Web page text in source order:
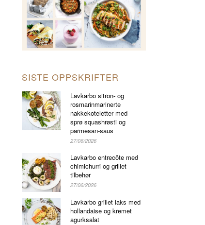
SISTE OPPSKRIFTER
Lavkarbo sitron- og
rosmarinmarinerte
nakkekoteletter med
sprø squashrøsti og
parmesan-saus
27/06/2026
Lavkarbo entrecôte med
chimichurri og grillet
tilbehør
27/06/2026
Lavkarbo grillet laks med
hollandaise og kremet
agurksalat